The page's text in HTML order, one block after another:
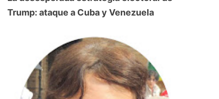
Trump: ataque a Cuba y Venezuela